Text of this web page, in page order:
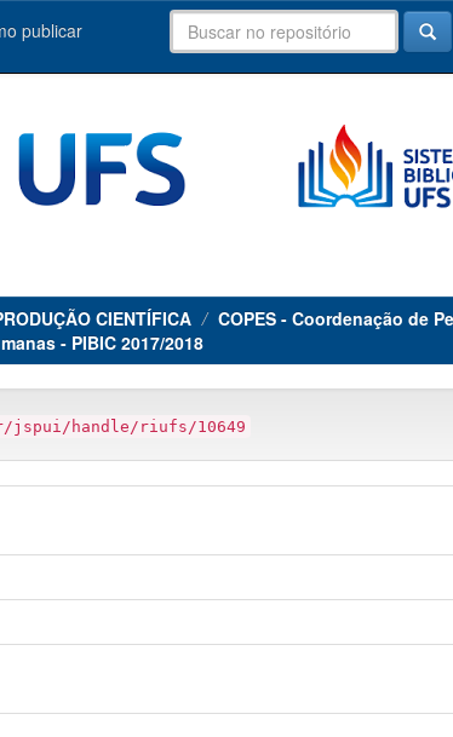
publicar
CIENTÍFICA
COPES - Coordenação de
- PIBIC 2017/2018
handle/riufs/10649